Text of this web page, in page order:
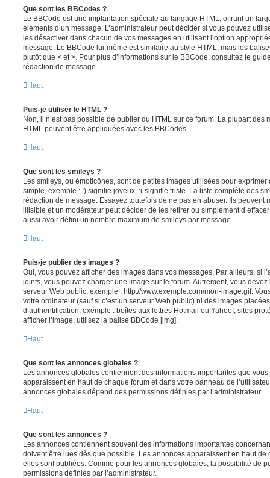
Que sont les BBCodes ?
Le BBCode est une implantation spéciale au langage HTML, offrant un
éléments d’un message. L’administrateur peut décider si vous pouvez
les désactiver dans chacun de vos messages en utilisant l’option
message. Le BBCode lui-même est similaire au style HTML, mais les
plutôt que < et >. Pour plus d’informations sur le BBCode, consultez le
rédaction de message.
Haut
Puis-je utiliser le HTML ?
Non, il n’est pas possible de publier du HTML sur ce forum. La plupart des
HTML peuvent être appliquées avec les BBCodes.
Haut
Que sont les smileys ?
Les smileys, ou émoticônes, sont de petites images utilisées pour
simple, exemple : :) signifie joyeux, :( signifie triste. La liste complète des
rédaction de message. Essayez toutefois de ne pas en abuser. Ils peuvent
illisible et un modérateur peut décider de les retirer ou simplement
aussi avoir défini un nombre maximum de smileys par message.
Haut
Puis-je publier des images ?
Oui, vous pouvez afficher des images dans vos messages. Par ailleurs, si
joints, vous pouvez charger une image sur le forum. Autrement, vous
serveur Web public, exemple : http://www.exemple.com/mon-image.gif.
votre ordinateur (sauf si c’est un serveur Web public) ni des images
d’authentification, exemple : boîtes aux lettres Hotmail ou Yahoo!, sites
afficher l’image, utilisez la balise BBCode [img].
Haut
Que sont les annonces globales ?
Les annonces globales contiennent des informations importantes que
apparaissent en haut de chaque forum et dans votre panneau de
annonces globales dépend des permissions définies par l’administrateur.
Haut
Que sont les annonces ?
Les annonces contiennent souvent des informations importantes
doivent être lues dès que possible. Les annonces apparaissent en haut
elles sont publiées. Comme pour les annonces globales, la possibilité de
permissions définies par l’administrateur.